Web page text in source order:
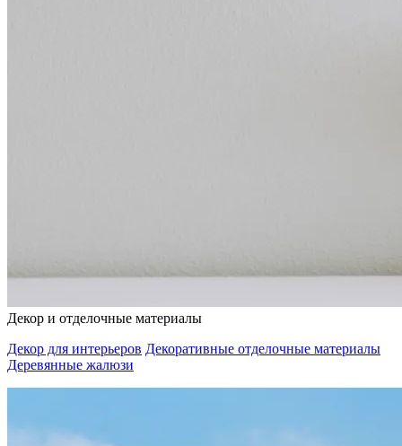
Декор и отделочные материалы
Декор для интерьеров Декоративные отделочные материалы
Деревянные жалюзи